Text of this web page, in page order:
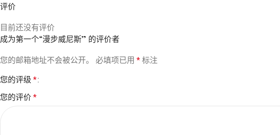
评价
目前还没有评价
成为第一个“漫步威尼斯” 的评价者
您的邮箱地址不会被公开。 必填项已用 * 标注
您的评级 *
您的评价 *